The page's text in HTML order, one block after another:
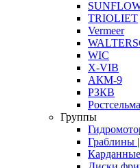
TRIOLIET
Vermeer
WIC
X-VIB
АКМ-9
РЗКВ
Группы
Граблины